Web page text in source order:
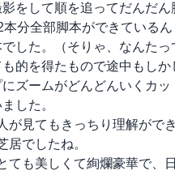
をして順を追ってだんだ
分全部脚本ができている
した。（そりゃ、なんたっ
的を得たもので途中もし
ズームがどんどんいくカ
した。
見てもきっちり理解がで
でしたね。
ても美しくて絢爛豪華で、